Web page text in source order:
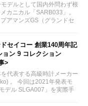
デルとして国内外問わず根
カニカル「SARB033」。
アマンズGS（グランドセ
セイコー 創業140周年記
ョン 9 コレクション
>
代表する高級時計メーカー
。 今回は2021年発表モ
デル SLGA007」を実際手